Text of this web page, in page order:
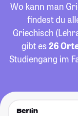
Wo kann man
findest du
Griechisch
gibt es 26
Studiengang im
Berlin